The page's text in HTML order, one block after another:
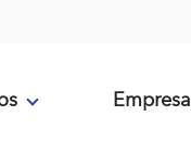
Empresa